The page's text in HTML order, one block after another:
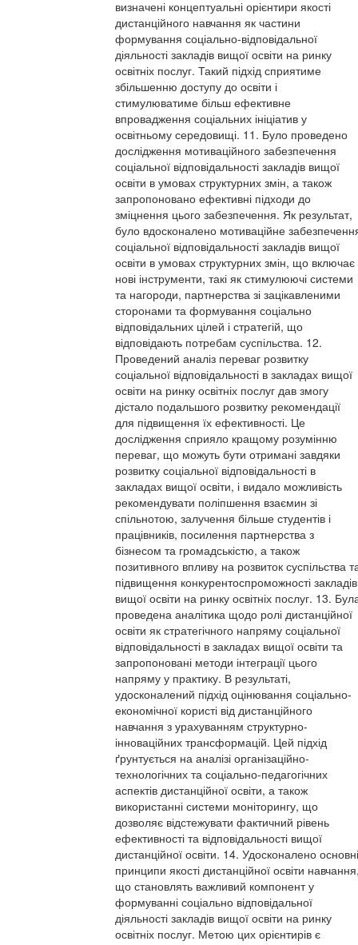
визначені концептуальні орієнтири якості
дистанційного навчання як частини
формування соціально-відповідальної
діяльності закладів вищої освіти на ринку
освітніх послуг. Такий підхід сприятиме
збільшенню доступу до освіти і
стимулюватиме більш ефективне
впровадження соціальних ініціатив у
освітньому середовищі. 11. Було проведено
дослідження мотиваційного забезпечення
соціальної відповідальності закладів вищої
освіти в умовах структурних змін, а також
запропоновано ефективні підходи до
зміцнення цього забезпечення. Як результат,
було вдосконалено мотиваційне
соціальної відповідальності закладів вищої
освіти в умовах структурних змін, що включає
нові інструменти, такі як стимулюючі системи
та нагороди, партнерства зі зацікавленими
сторонами та формування соціально
відповідальних цілей і стратегій, що
відповідають потребам суспільства. 12.
Проведений аналіз переваг розвитку
соціальної відповідальності в закладах вищої
освіти на ринку освітніх послуг дав змогу
дістало подальшого розвитку рекомендації
для підвищення їх ефективності. Це
дослідження сприяло кращому розумінню
переваг, що можуть бути отримані завдяки
розвитку соціальної відповідальності в
закладах вищої освіти, і видало можливість
рекомендувати поліпшення взаємин зі
спільнотою, залучення більше студентів і
працівників, посилення партнерства з
бізнесом та громадськістю, а також
позитивного впливу на розвиток суспільства
підвищення конкурентоспроможності закладів
вищої освіти на ринку освітніх послуг. 13.
проведена аналітика щодо ролі дистанційної
освіти як стратегічного напряму соціальної
відповідальності в закладах вищої освіти та
запропоновані методи інтеграції цього
напряму у практику. В результаті,
удосконалений підхід оцінювання соціально-
економічної користі від дистанційного
навчання з урахуванням структурно-
інноваційних трансформацій. Цей підхід
ґрунтується на аналізі організаційно-
технологічних та соціально-педагогічних
аспектів дистанційної освіти, а також
використанні системи моніторингу, що
дозволяє відстежувати фактичний рівень
ефективності та відповідальності вищої
дистанційної освіти. 14. Удосконалено основні
принципи якості дистанційної освіти
що становлять важливий компонент у
формуванні соціально відповідальної
діяльності закладів вищої освіти на ринку
освітніх послуг. Метою цих орієнтирів є